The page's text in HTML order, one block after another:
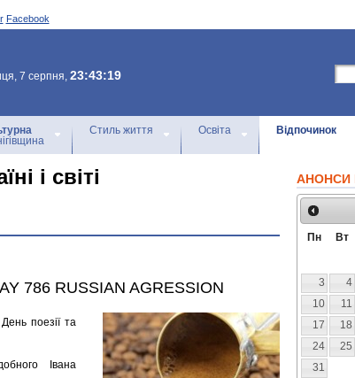
Facebook
7 серпня, 23:43:19
Стиль життя Освіта Відпочинок
і світі
786 RUSSIAN AGRESSION
поезії та
Івана
АНОНСИ
Пн Вт
3
4
10
11
17
18
24
25
31